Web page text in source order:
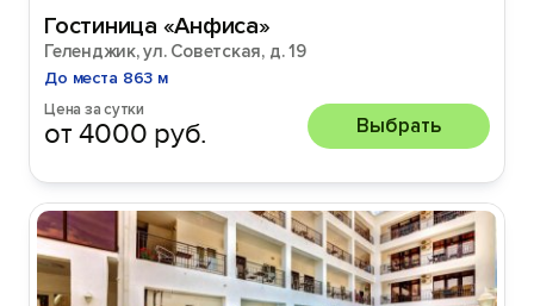
Гостиница «Анфиса»
Геленджик, ул. Советская, д. 19
До места 863 м
Цена за сутки
от 4000 руб. Выбрать